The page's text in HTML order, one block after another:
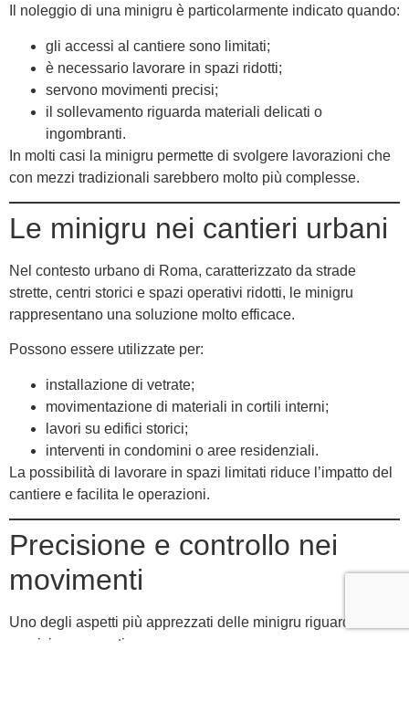
Il noleggio di una minigru è particolarmente indicato quando:
gli accessi al cantiere sono limitati;
è necessario lavorare in spazi ridotti;
servono movimenti precisi;
il sollevamento riguarda materiali delicati o
ingombranti.
In molti casi la minigru permette di svolgere lavorazioni che
con mezzi tradizionali sarebbero molto più complesse.
Le minigru nei cantieri urbani
Nel contesto urbano di Roma, caratterizzato da strade
strette, centri storici e spazi operativi ridotti, le minigru
rappresentano una soluzione molto efficace.
Possono essere utilizzate per:
installazione di vetrate;
movimentazione di materiali in cortili interni;
lavori su edifici storici;
interventi in condomini o aree residenziali.
La possibilità di lavorare in spazi limitati riduce l’impatto del
cantiere e facilita le operazioni.
Precisione e controllo nei
movimenti
Uno degli aspetti più apprezzati delle minigru riguarda la
precisione operativa.